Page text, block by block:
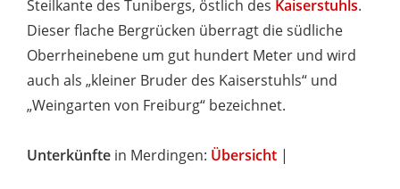
Steilkante des Tunibergs, östlich des Kaiserstuhls.
Dieser flache Bergrücken überragt die südliche
Oberrheinebene um gut hundert Meter und wird
auch als „kleiner Bruder des Kaiserstuhls“ und
„Weingarten von Freiburg“ bezeichnet.
Unterkünfte in Merdingen: Übersicht |